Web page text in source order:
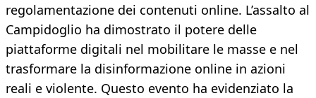
regolamentazione dei contenuti online. L’assalto al
Campidoglio ha dimostrato il potere delle
piattaforme digitali nel mobilitare le masse e nel
trasformare la disinformazione online in azioni
reali e violente. Questo evento ha evidenziato la